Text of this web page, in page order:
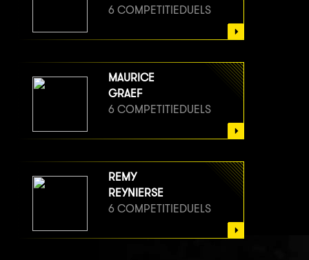
6 COMPETITIEDUELS
MAURICE
GRAEF
6 COMPETITIEDUELS
REMY
REYNIERSE
6 COMPETITIEDUELS